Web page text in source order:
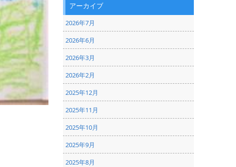
アーカイブ
2026年7月
2026年6月
2026年3月
2026年2月
2025年12月
2025年11月
2025年10月
2025年9月
2025年8月